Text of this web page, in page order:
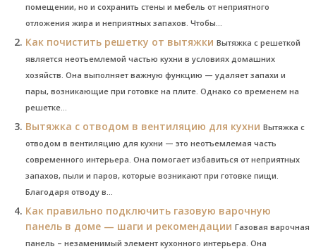
помещении, но и сохранить стены и мебель от неприятного
отложения жира и неприятных запахов. Чтобы...
Как почистить решетку от вытяжки Вытяжка с решеткой
является неотъемлемой частью кухни в условиях домашних
хозяйств. Она выполняет важную функцию — удаляет запахи и
пары, возникающие при готовке на плите. Однако со временем на
решетке...
Вытяжка с отводом в вентиляцию для кухни Вытяжка с
отводом в вентиляцию для кухни — это неотъемлемая часть
современного интерьера. Она помогает избавиться от неприятных
запахов, пыли и паров, которые возникают при готовке пищи.
Благодаря отводу в...
Как правильно подключить газовую варочную
панель в доме — шаги и рекомендации Газовая варочная
панель – незаменимый элемент кухонного интерьера. Она